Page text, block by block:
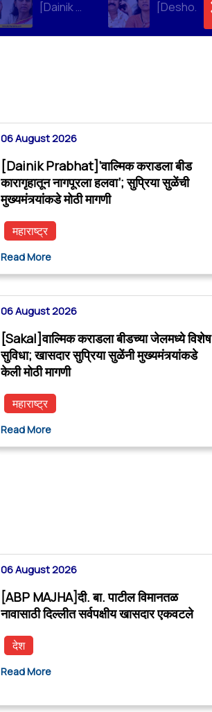
[Dainik Prabhat]‘वाल्मिक कराडला बीड कारागृहातून नागपूरला हलवा’; सुप्रिया सुळेंची मुख्यमंत्र्यांकडे मोठी मागणी [Deshonnati]वाल्मिक कराडला बीड कारागृहातून नागपूरला हलवणार? सुप्रिया सुळे यांची मुख्यमंत्र्यांकडे मोठी मागणी
06 August 2026
[Dainik Prabhat]‘वाल्मिक कराडला बीड
कारागृहातून नागपूरला हलवा’; सुप्रिया सुळेंची
मुख्यमंत्र्यांकडे मोठी मागणी
महाराष्ट्र
Read More
06 August 2026
[Sakal]वाल्मिक कराडला बीडच्या जेलमध्ये विशेष
सुविधा; खासदार सुप्रिया सुळेंनी मुख्यमंत्र्यांकडे
केली मोठी मागणी
महाराष्ट्र
Read More
06 August 2026
[ABP MAJHA]दी. बा. पाटील विमानतळ
नावासाठी दिल्लीत सर्वपक्षीय खासदार एकवटले
देश
Read More